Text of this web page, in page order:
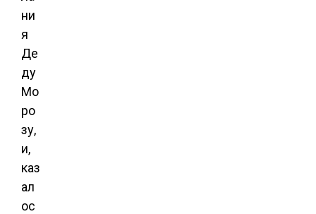
ни
я
Де
ду
Мо
ро
зу,
и,
каз
ал
ос